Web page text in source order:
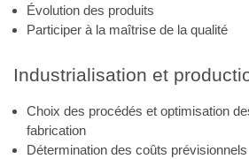
Évolution des produits
Participer à la maîtrise de la qualité
Industrialisation et
Choix des procédés et optimisation
fabrication
Détermination des coûts prévisionnels